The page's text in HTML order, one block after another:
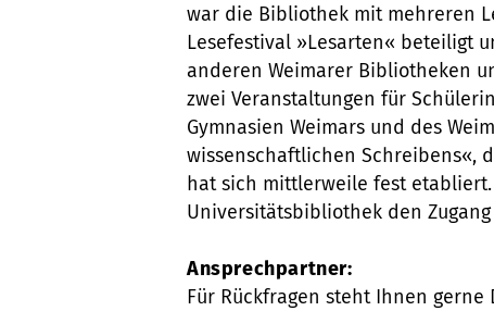
war die Bibliothek mit mehreren
Lesefestival »Lesarten« beteiligt
anderen Weimarer Bibliotheken
zwei Veranstaltungen für
Gymnasien Weimars und des
wissenschaftlichen Schreibens«,
hat sich mittlerweile fest
Universitätsbibliothek den
Ansprechpartner:
Für Rückfragen steht Ihnen